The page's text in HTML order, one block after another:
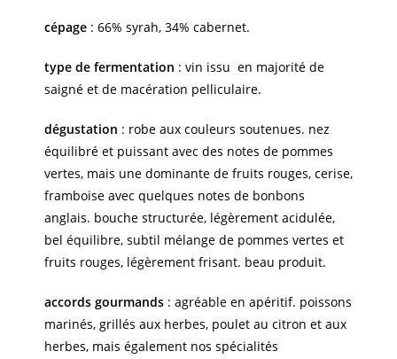
cépage : 66% syrah, 34% cabernet.
type de fermentation : vin issu en majorité de
saigné et de macération pelliculaire.
dégustation : robe aux couleurs soutenues. nez
équilibré et puissant avec des notes de pommes
vertes, mais une dominante de fruits rouges, cerise,
framboise avec quelques notes de bonbons
anglais. bouche structurée, légèrement acidulée,
bel équilibre, subtil mélange de pommes vertes et
fruits rouges, légèrement frisant. beau produit.
accords gourmands : agréable en apéritif. poissons
marinés, grillés aux herbes, poulet au citron et aux
herbes, mais également nos spécialités